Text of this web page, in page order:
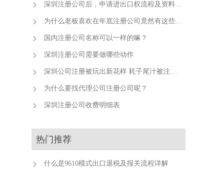
深圳注册公司后，申请进出口权流程及资料清单
为什么老板喜欢在年底注册公司竟然有这些好处！
国内注册公司名称可以一样的嘛？
深圳注册公司需要做哪些动作
深圳公司注册被玩出新花样 耗子尾汁被注册公司
为什么要找代理公司注册公司呢？
深圳注册公司收费明细表
热门推荐
什么是9610模式出口退税及报关流程详解